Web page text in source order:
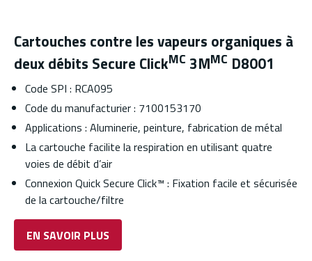
Cartouches contre les vapeurs organiques à
deux débits Secure ClickMC 3MMC D8001
Code SPI : RCA095
Code du manufacturier : 7100153170
Applications : Aluminerie, peinture, fabrication de métal
La cartouche facilite la respiration en utilisant quatre
voies de débit d’air
Connexion Quick Secure Click™ : Fixation facile et sécurisée
de la cartouche/filtre
EN SAVOIR PLUS